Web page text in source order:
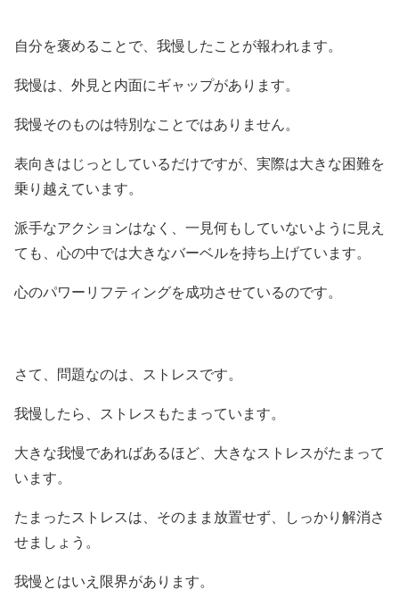
自分を褒めることで、我慢したことが報われます。
我慢は、外見と内面にギャップがあります。
我慢そのものは特別なことではありません。
表向きはじっとしているだけですが、実際は大きな困難を
乗り越えています。
派手なアクションはなく、一見何もしていないように見え
ても、心の中では大きなバーベルを持ち上げています。
心のパワーリフティングを成功させているのです。
さて、問題なのは、ストレスです。
我慢したら、ストレスもたまっています。
大きな我慢であればあるほど、大きなストレスがたまって
います。
たまったストレスは、そのまま放置せず、しっかり解消さ
せましょう。
我慢とはいえ限界があります。